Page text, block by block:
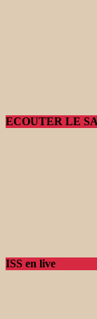
ECOUTER LE
ISS en live